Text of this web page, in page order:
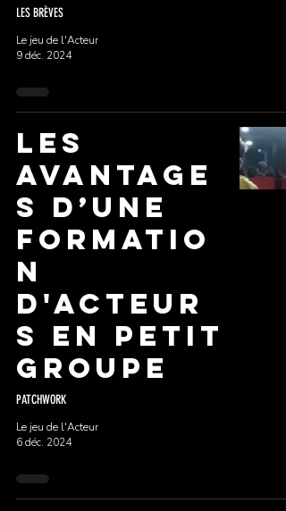
LES BRÈVES
Le jeu de l'Acteur
9 déc. 2024
Les
avantage
s d’une
Formatio
n
d'Acteur
s en petit
groupe
PATCHWORK
Le jeu de l'Acteur
6 déc. 2024